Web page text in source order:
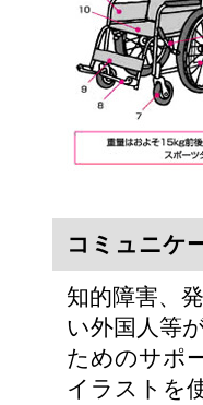
コミュニケ
知的障害、
い外国人等
ためのサポ
イラストを